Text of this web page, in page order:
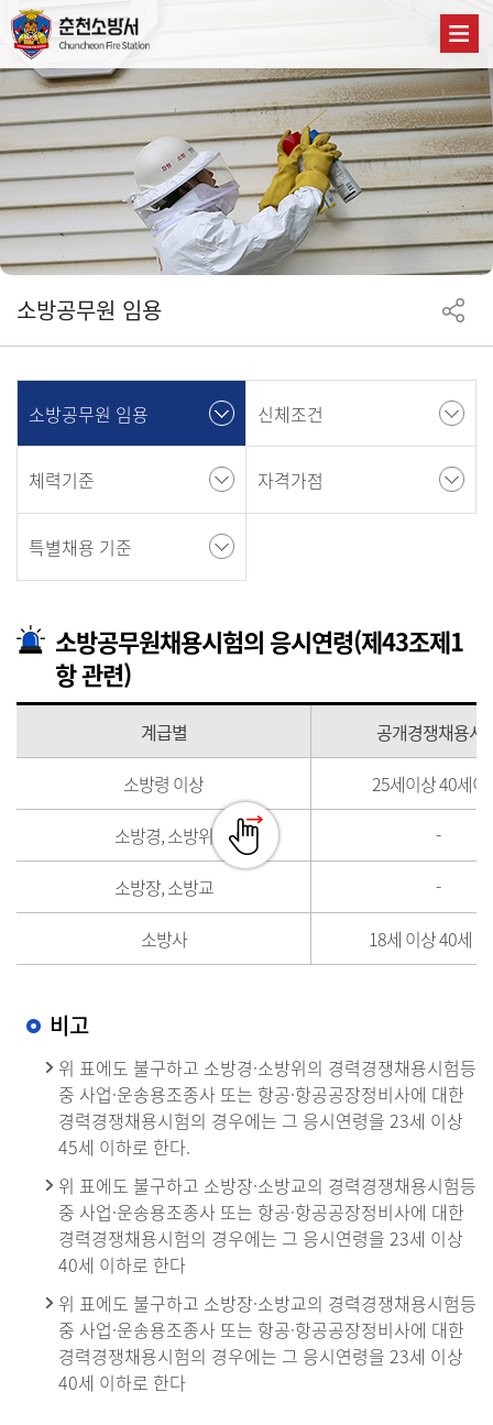
소방공무원 임용
소방공무원 임용 신체조건
체력기준 자격가점
특별채용 기준
소방공무원채용시험의 응시연령(제43조제1
항 관련)
계급별
공개경쟁채용시
소방령 이상
25세이상 40세이
소방경, 소방위
-
소방장, 소방교
-
소방사
18세 이상 40세
비고
위 표에도 불구하고 소방경·소방위의 경력경쟁채용시험등
중 사업·운송용조종사 또는 항공·항공공장정비사에 대한
경력경쟁채용시험의 경우에는 그 응시연령을 23세 이상
45세 이하로 한다.
위 표에도 불구하고 소방장·소방교의 경력경쟁채용시험등
중 사업·운송용조종사 또는 항공·항공공장정비사에 대한
경력경쟁채용시험의 경우에는 그 응시연령을 23세 이상
40세 이하로 한다
위 표에도 불구하고 소방장·소방교의 경력경쟁채용시험등
중 사업·운송용조종사 또는 항공·항공공장정비사에 대한
경력경쟁채용시험의 경우에는 그 응시연령을 23세 이상
40세 이하로 한다